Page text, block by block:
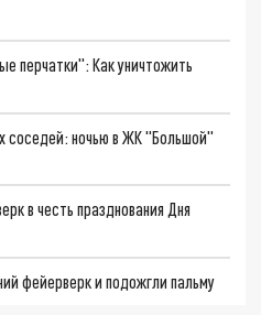
перчатки": Как уничтожить
соседей: ночью в ЖК "Большой"
в честь празднования Дня
фейерверк и подожгли пальму